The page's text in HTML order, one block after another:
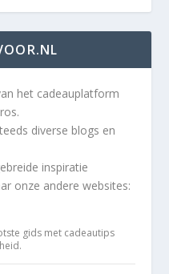
het cadeauplatform
diverse blogs en
inspiratie
onze andere websites:
gids met cadeautips